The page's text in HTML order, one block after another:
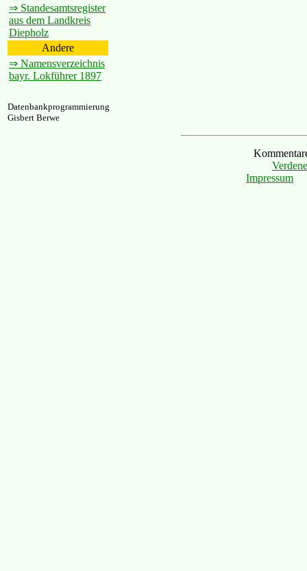
⇒ Standesamtsregister
aus dem Landkreis
Diepholz
Andere
⇒ Namensverzeichnis
bayr. Lokführer 1897
Datenbankprogrammierung
Gisbert Berwe
Impressum